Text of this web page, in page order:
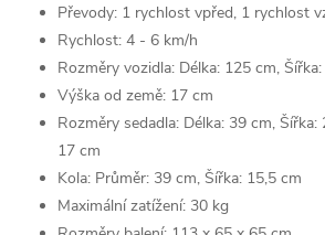
Převody: 1 rychlost vpřed, 1 rychlost
Rychlost: 4 - 6 km/h
Rozměry vozidla: Délka: 125 cm,
Výška od země: 17 cm
Rozměry sedadla: Délka: 39 cm, Šířka:
17 cm
Kola: Průměr: 39 cm, Šířka: 15,5 cm
Maximální zatížení: 30 kg